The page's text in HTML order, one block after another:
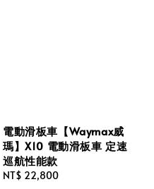
電動滑板車【Waymax威
瑪】X10 電動滑板車 定速
巡航性能款
Regular
NT$ 22,800